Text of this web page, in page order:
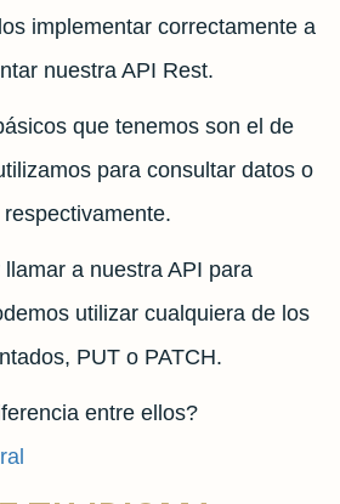
implementar correctamente a
nuestra API Rest.
que tenemos son el de
para consultar datos o
a nuestra API para
utilizar cualquiera de los
PUT o PATCH.
entre ellos?